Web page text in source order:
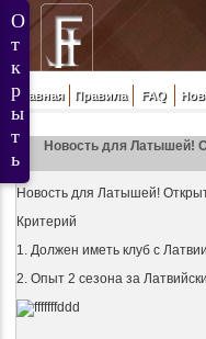
Главная Правила FAQ
Новость для Латышей!
Новость для Латышей!
Критерий
1. Должен иметь клуб с
2. Опыт 2 сезона за